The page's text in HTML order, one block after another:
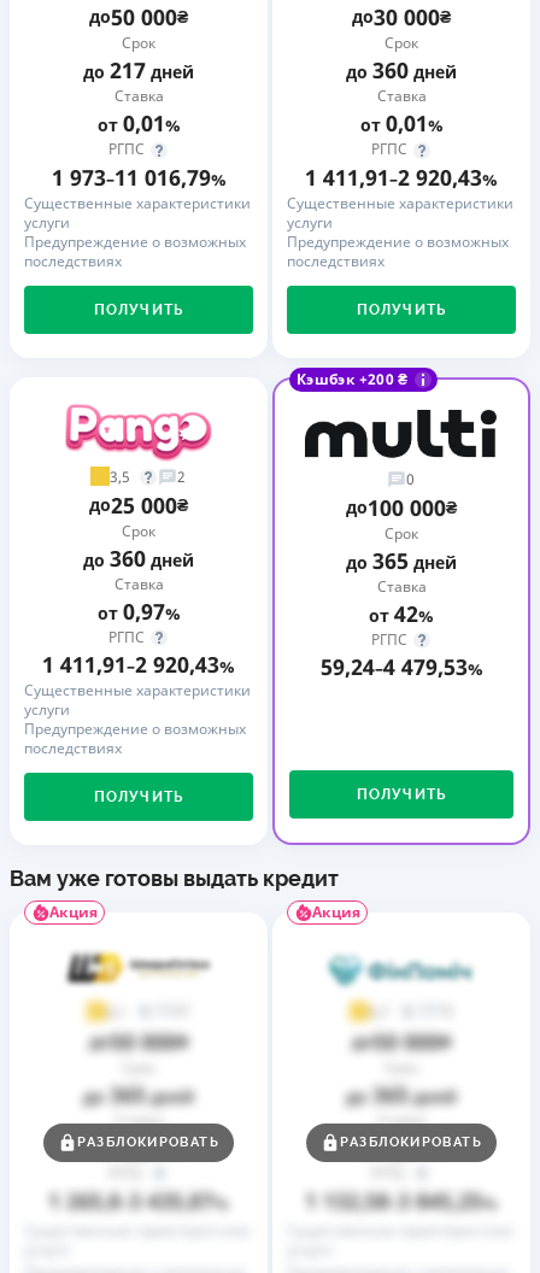
до50 000₴
Срок
до 217 дней
Ставка
от 0,01%
РГПС
1 973–11 016,79%
Существенные характеристики
услуги
Предупреждение о возможных
последствиях
ПОЛУЧИТЬ
до30 000₴
Срок
до 360 дней
Ставка
от 0,01%
РГПС
1 411,91–2 920,43%
Существенные характеристики
услуги
Предупреждение о возможных
последствиях
ПОЛУЧИТЬ
3,5 2
до25 000₴
Срок
до 360 дней
Ставка
от 0,97%
РГПС
1 411,91–2 920,43%
Существенные характеристики
услуги
Предупреждение о возможных
последствиях
ПОЛУЧИТЬ
Кэшбэк +200 ₴
0
до100 000₴
Срок
до 365 дней
Ставка
от 42%
РГПС
59,24–4 479,53%
ПОЛУЧИТЬ
Вам уже готовы выдать кредит
Акция
4,1
до50 000₴
до 365дней
Ставка
от0,01%
1 265,8 3 435,87%
РАЗБЛОКИРОВАТЬ
Акция
4,7
до50 000₴
до 365дней
Ставка
от0,01%
1 132,58 3 845,25%
РАЗБЛОКИРОВАТЬ